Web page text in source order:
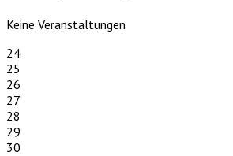
Keine Veranstaltungen
24
25
26
27
28
29
30